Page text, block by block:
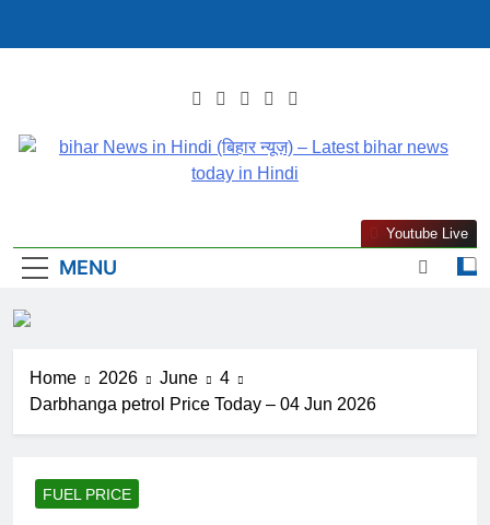
Bihar News In Hindi
(बिहार न्यूज़) – Latest
(बिहार) समाचार. पढ़ें बिहार से जुड़ी ताजा खबरें हिंदी Mithilanchalnews.in
MENU
Youtube Live
Home 2026 June
4
Darbhanga petrol Price Today – 04 Jun 2026
FUEL PRICE